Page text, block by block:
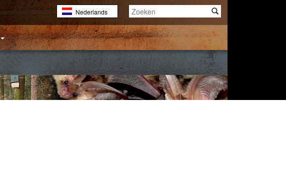
Nederlands
English
Français